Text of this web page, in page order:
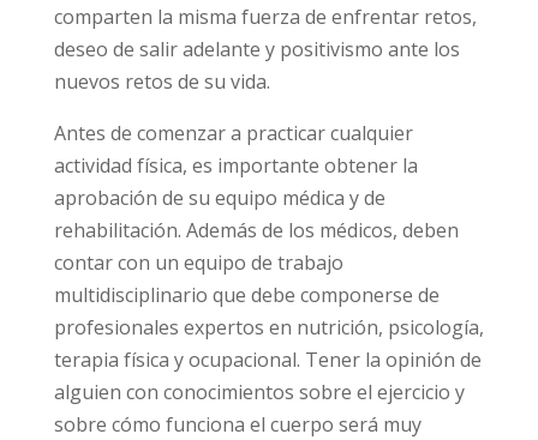
comparten la misma fuerza de enfrentar retos,
deseo de salir adelante y positivismo ante los
nuevos retos de su vida.
Antes de comenzar a practicar cualquier
actividad física, es importante obtener la
aprobación de su equipo médica y de
rehabilitación. Además de los médicos, deben
contar con un equipo de trabajo
multidisciplinario que debe componerse de
profesionales expertos en nutrición, psicología,
terapia física y ocupacional. Tener la opinión de
alguien con conocimientos sobre el ejercicio y
sobre cómo funciona el cuerpo será muy